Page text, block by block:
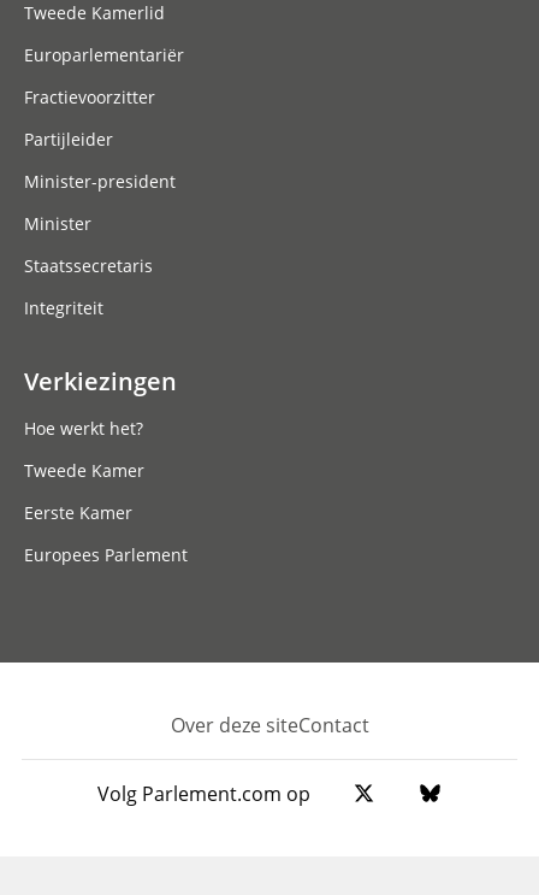
Tweede Kamerlid
Europarlementariër
Fractievoorzitter
Partijleider
Minister-president
Minister
Staatssecretaris
Integriteit
Verkiezingen
Hoe werkt het?
Tweede Kamer
Eerste Kamer
Europees Parlement
Footer
Over deze siteContact
Volg Parlement.com op